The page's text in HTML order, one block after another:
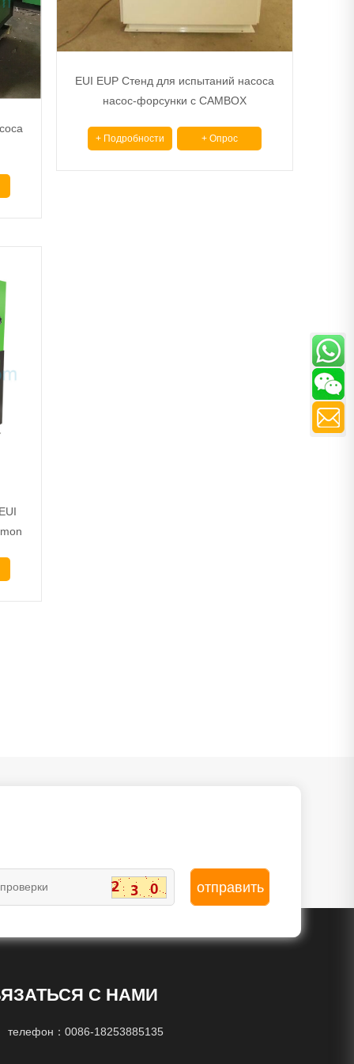
EUI EUP Стенд для испытаний насоса
насос-форсунки с CAMBOX
+ Подробности + Опрос
С НАМИ
телефон： 0086-18253885135